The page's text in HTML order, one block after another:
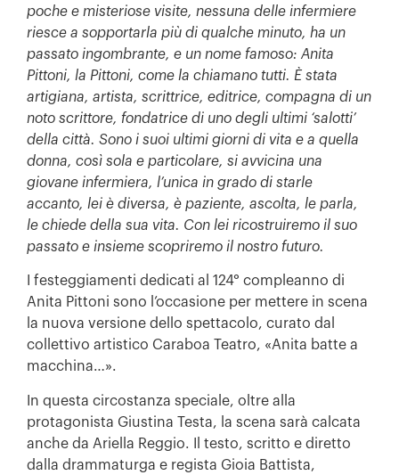
poche e misteriose visite, nessuna delle infermiere
riesce a sopportarla più di qualche minuto, ha un
passato ingombrante, e un nome famoso: Anita
Pittoni, la Pittoni, come la chiamano tutti. È stata
artigiana, artista, scrittrice, editrice, compagna di un
noto scrittore, fondatrice di uno degli ultimi ‘salotti’
della città. Sono i suoi ultimi giorni di vita e a quella
donna, così sola e particolare, si avvicina una
giovane infermiera, l’unica in grado di starle
accanto, lei è diversa, è paziente, ascolta, le parla,
le chiede della sua vita. Con lei ricostruiremo il suo
passato e insieme scopriremo il nostro futuro.
I festeggiamenti dedicati al 124° compleanno di
Anita Pittoni sono l’occasione per mettere in scena
la nuova versione dello spettacolo, curato dal
collettivo artistico Caraboa Teatro, «Anita batte a
macchina…».
In questa circostanza speciale, oltre alla
protagonista Giustina Testa, la scena sarà calcata
anche da Ariella Reggio. Il testo, scritto e diretto
dalla drammaturga e regista Gioia Battista,